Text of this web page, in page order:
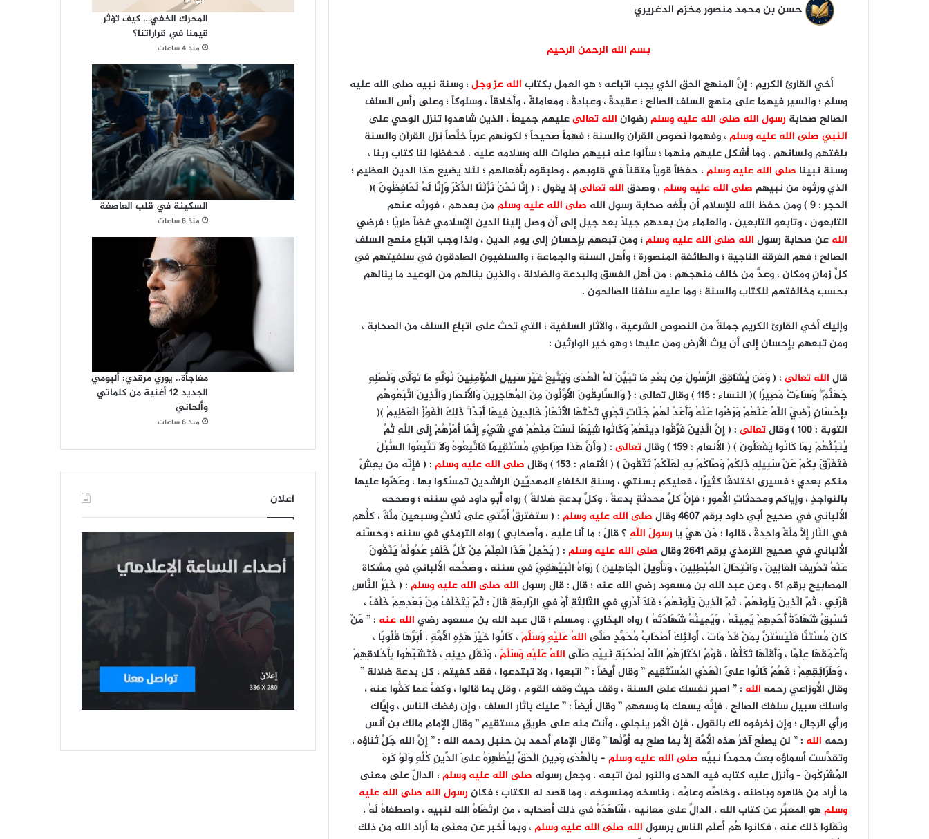
حسن بن محمد منصور مخزم الدغريري
بسم الله الرحمن الرحيم
أخي القارئ الكريم : إنَّ المنهج الحق الذي يجب اتباعه ؛ هو العمل بكتاب الله عز وجل؛ وسنة نبيه صلى الله عليه
وسلم ؛ والسير فيهما على منهج السلف الصالح ؛ عقيدةً ، وعبادةً ، ومعاملةً ، وأخلاقاً ، وسلوكاً ؛ وعلى رأس السلف
الصالح صحابة رسول الله صلى الله عليه وسلم رضوان الله تعالىعليهم جميعاً ، الذين شاهدوا تنزل الوحي على
النبي صلى الله عليه وسلم ، وفهموا نصوص القرآن والسنة ؛ فهماً صحيحاً ؛ لكونهم عرباً خلَّصاً نزل القرآن والسنة
بلغتهم ولسانهم ، وما أشكل عليهم منهما ؛ سألوا عنه نبيهم صلوات الله وسلامه عليه ، فحفظوا لنا كتاب ربنا ،
وسنة نبينا صلى الله عليه وسلم ، حفظاً قوياً متقناً في قلوبهم ، وطبقوه بأفعالهم ؛ لئلا يضيع هذا الدين العظيم ؛
الذي ورثوه من نبيهم صلى الله عليه وسلم ، وصدق الله تعالىإذ يقول : ( إِنَّا نَحْنُ نَزَّلْنَا الذِّكْرَ وَإِنَّا لَهُ لَحَافِظُونَ )(
الحجر : 9 ) ومن حفظ الله للإسلام أن بلَّغه صحابة رسول الله
صلى الله عليه وسلم من بعدهم ، فورثه عنهم
التابعون ، وتابعو التابعين ، والعلماء من بعدهم جيلاً بعد جيل إلى أن وصل إلينا الدين الإسلامي غضاً طريَّا ؛ فرضي
الله عن صحابة رسول الله صلى الله عليه وسلم ؛ ومن تبعهم بإحسانٍ إلى يوم الدين ، ولذا وجب اتباع منهج السلف
الصالح ؛ فهم الفرقة الناجية ؛ والطائفة المنصورة ؛ وأهل السنة والجماعة ؛ والسلفيون الصادقون في سلفيتهم في
كلِّ زمانٍ ومكان ، وعدَّ من خالف منهجهم ؛ من أهل الفسق والبدعة والضلالة ، والذين ينالهم من الوعيد ما ينالهم
بحسب مخالفتهم للكتاب والسنة ؛ وما عليه سلفنا الصالحون .
وإليك أخي القارئ الكريم جملةً من النصوص الشرعية ، والآثار السلفية ؛ التي تحث على اتباع السلف من الصحابة ،
ومن تبعهم بإحسان إلى أن يرث الأرض ومن عليها ؛ وهو خير الوارثين :
قال الله تعالى : ( وَمَن يُشَاقِقِ الرَّسُولَ مِن بَعْدِ مَا تَبَيَّنَ لَهُ الْهُدَى وَيَتَّبِعْ غَيْرَ سَبِيلِ الْمُؤْمِنِينَ نُوَلِّهِ مَا تَوَلَّى وَنُصْلِهِ
جَهَنَّمَ ۖ وَسَاءَتْ مَصِيرًا )( النساء : ١١٥ ) وقال تعالى : { وَالسَّابِقُونَ الْأَوَّلُونَ مِنَ الْمُهَاجِرِينَ وَالْأَنصَارِ وَالَّذِينَ اتَّبَعُوهُم
بِإِحْسَانٍ رَّضِيَ اللَّهُ عَنْهُمْ وَرَضُوا عَنْهُ وَأَعَدَّ لَهُمْ جَنَّاتٍ تَجْرِي تَحْتَهَا الْأَنْهَارُ خَالِدِينَ فِيهَا أَبَدًا ۚ ذَلِكَ الْفَوْزُ الْعَظِيمُ )(
التوبة : ١٠٠ ) وقال
تعالى : ( إِنَّ الَّذِينَ فَرَّقُوا دِينَهُمْ وَكَانُوا شِيَعًا لَسْتَ مِنْهُمْ فِي شَيْءٍ إِنَّمَا أَمْرُهُمْ إِلَى اللَّهِ ثُمَّ
يُنَبِّئُهُمْ بِمَا كَانُوا يَفْعَلُونَ ) ( الأنعام : 159 ) وقال
تعالى : ( وَأَنَّ هَذَا صِرَاطِي مُسْتَقِيمًا فَاتَّبِعُوهُ وَلَا تَتَّبِعُوا السُّبُلَ
فَتَفَرَّقَ بِكُمْ عَنْ سَبِيلِهِ ذَلِكُمْ وَصَّاكُمْ بِهِ لَعَلَّكُمْ تَتَّقُونَ ) ( الأنعام : 153 ) وقال
صلى الله عليه وسلم : ( فإنَّه من يعِشْ
منكم بعدي ؛ فسيرى اختلافًا كثيرًا ، فعليكم بسنتي ، وسنةِ الخلفاءِ المهديّين الراشدين تمسّكوا بها ، وعَضّوا عليها
بالنواجذِ ، وإياكم ومحدثاتِ الأمورِ ؛ فإنَّ كلَّ محدثةٍ بدعةٌ ، وكلَّ بدعةٍ ضلالةٌ ) رواه أبو داود في سننه ؛ وصححه
الألباني في صحيح أبي داود برقم 4607 وقال
صلى الله عليه وسلم : ( ستفترقُ أمَّتي على ثلاثٍ وسبعينَ ملَّةً ، كلُّهم
في النَّارِ إلَّا ملَّةً واحِدةً ، قالوا : مَن هيَ يا رسولَ اللَّهِ ؟ قالَ : ما أَنا علَيهِ ، وأَصحابي ) رواه الترمذي في سننه ؛ وحسَّنه
الألباني في صحيح الترمذي برقم 2641 وقال
صلى الله عليه وسلم : ( يَحْمِلُ هَذَا الْعِلْمَ مِنْ كُلِّ خَلَفٍ عُدُولُهُ يَنْفُونَ
عَنْهُ تَحْرِيفَ الْغَالِينَ ، وَانْتِحَالَ الْمُبْطِلِينَ ، وَتَأْوِيلَ الْجَاهِلين ) رَوَاهُ الْبَيْهَقِيّ في سننه ، وصحَّحه الألباني في مشكاة
المصابيح برقم 51 ، وعن عبد الله بن مسعود رضي الله عنه ؛ قال : قال رسول
الله صلى الله عليه وسلم : ( خَيْرُ النَّاسِ
قَرْنِي ، ثُمَّ الَّذِينَ يَلُونَهُمْ ، ثُمَّ الَّذِينَ يَلُونَهُمْ ؛ فَلَا أَدْرِي فِي الثَّالِثَةِ أَوْ فِي الرَّابِعَةِ قَالَ : ثُمَّ يَتَخَلَّفُ مِنْ بَعْدِهِمْ خَلْفٌ ،
تَسْبِقُ شَهَادَةُ أَحَدِهِمْ يَمِينَهُ ، وَيَمِينُهُ شَهَادَتَهُ ) رواه البخاري ، ومسلم ؛ قال عبد الله بن مسعود رضي الله عنه : ” مَنْ
كَانَ مُسْتَنًّا فَلْيَسْتَنَّ بِمَنْ قَدْ مَاتَ ، أُولَئِكَ أَصْحَابُ مُحَمَّدٍ صَلَّى اللهُ عَلَيْهِ وَسَلَّمَ، كَانُوا خَيْرَ هَذِهِ الأُمَّةِ ، أَبَرَّهَا قُلُوبًا ،
وَأَعْمَقَهَا عِلْمًا ، وَأَقَلَّهَا تَكَلُّفًا ، قَوْمٌ اخْتَارَهُمُ اللَّهُ لِصُحْبَةِ نَبِيِّهِ صَلَّى اللهُ عَلَيْهِ وَسَلَّمَ، وَنَقْلِ دِينِهِ ، فَتَشَبَّهُوا بِأَخْلاقِهِمْ
، وَطَرَائِقِهِمْ ؛ فَهُمْ كَانُوا عَلَى الْهَدْيِ الْمُسْتَقِيمِ ” وقال أيضاً : ” اتبعوا ، ولا تبتدعوا ، فقد كفيتم ، كل بدعة ضلالة ”
وقال الأوزاعي رحمه الله : ” اصبر نفسك على السنة ، وقف حيث وقف القوم ، وقل بما قالوا ، وكفَّ عما كَفُّوا عنه ،
واسلك سبيل سلفك الصالح ، فإنَّه يسعك ما وسعهم ” وقال أيضاً : ” عليك بآثار السلف ، وإن رفضك الناس ، وإيَّاك
ورأي الرجال ؛ وإن زخرفوه لك بالقول ، فإن الأمر ينجلي ، وأنت منه على طريقٍ مستقيم ” وقال الإمام مالك بن أنس
رحمه الله : ” لن يصلُح آخرُ هذه الأمَّة إلاَّ بما صلح به أوَّلُها ” وقال الإمام أحمد بن حنبل رحمه الله : ” إنَّ الله جَلَّ ثناؤه ،
وتقدَّست أسماؤه بعث محمدًا نبيَّه صلى الله عليه وسلم – بالْهُدَى وَدِينِ الْحَقِّ لِيُظْهِرَهُ عَلَى الدِّينِ كُلِّهِ وَلَوْ كَرِهَ
الْمُشْرِكُونَ – وأنزل عليه كتابه فيه الهدى والنور لمن اتبعه ، وجعل رسوله صلى الله عليه وسلم ؛ الدالّ على معنى
ما أراد من ظاهره وباطنه ، وخاصِّه وعامِّه ، وناسخه ومنسوخه ، وما قصد له الكتاب ؛ فكانرسول الله صلى الله عليه
وسلم هو المعبِّر عن كتاب الله ، الدالِّ على معانيه ، شَاهَدَهُ في ذلك أصحابه ، من ارتَضَاهُ الله لنبيه ، واصطفاهُ لَهُ ،
ونَقَلوا ذلك عنه ، فكانوا هُم أعلَم الناسِ برسول الله صلى الله عليه وسلم ، وبما أخبر عن معنى ما أراد الله من ذلك
المحرك الخفي… كيف تؤثر
قيمنا في قراراتنا؟
منذ 4 ساعات
السكينة في قلب العاصفة
منذ 6 ساعات
مفاجأة.. يوري مرقدي: ألبومي
الجديد 12 أغنية من كلماتي
وألحاني
منذ 6 ساعات
اعلان